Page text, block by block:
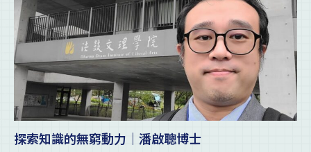
探索知識的無窮動力｜潘啟聰博士